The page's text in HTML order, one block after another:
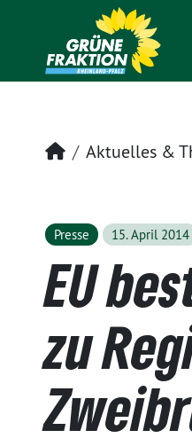
Startseite
Aktuelles &
Presse 15. April 2014
EU
zu